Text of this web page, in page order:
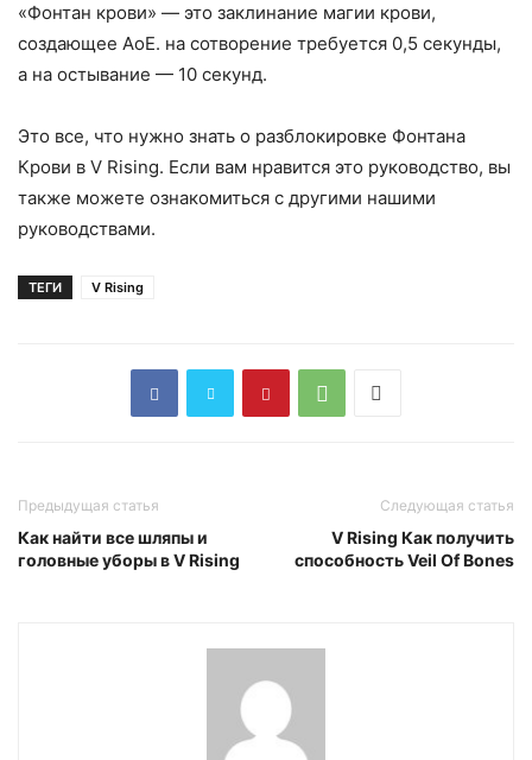
«Фонтан крови» — это заклинание магии крови,
создающее AoE. на сотворение требуется 0,5 секунды,
а на остывание — 10 секунд.
Это все, что нужно знать о разблокировке Фонтана
Крови в V Rising. Если вам нравится это руководство, вы
также можете ознакомиться с другими нашими
руководствами.
ТЕГИ V Rising
Предыдущая статья
Как найти все шляпы и
головные уборы в V Rising
Следующая статья
V Rising Как получить
способность Veil Of Bones